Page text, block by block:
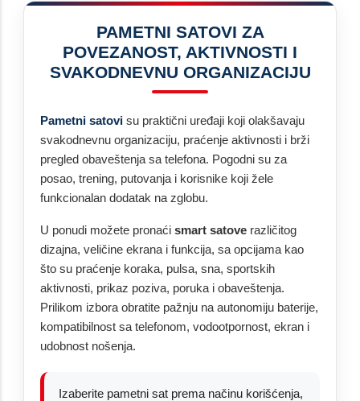
PAMETNI SATOVI ZA
POVEZANOST, AKTIVNOSTI I
SVAKODNEVNU ORGANIZACIJU
Pametni satovi su praktični uređaji koji olakšavaju
svakodnevnu organizaciju, praćenje aktivnosti i brži
pregled obaveštenja sa telefona. Pogodni su za
posao, trening, putovanja i korisnike koji žele
funkcionalan dodatak na zglobu.
U ponudi možete pronaći smart satove različitog
dizajna, veličine ekrana i funkcija, sa opcijama kao
što su praćenje koraka, pulsa, sna, sportskih
aktivnosti, prikaz poziva, poruka i obaveštenja.
Prilikom izbora obratite pažnju na autonomiju baterije,
kompatibilnost sa telefonom, vodootpornost, ekran i
udobnost nošenja.
Izaberite pametni sat prema načinu korišćenja,